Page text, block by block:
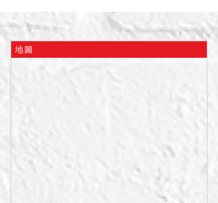
臺北市政府警察局北投分局
員警於民國112年2月6日現
使用。惟現在實際情形如
一、本件不動產分4標分別拍
合併拍賣方式拍賣，請投標
得標。
地圖